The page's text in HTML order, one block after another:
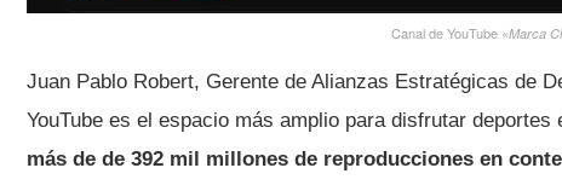
Canal de YouTube «Marca
Juan Pablo Robert, Gerente de Alianzas Estratégicas de
YouTube es el espacio más amplio para disfrutar
más de de 392 mil millones de reproducciones en